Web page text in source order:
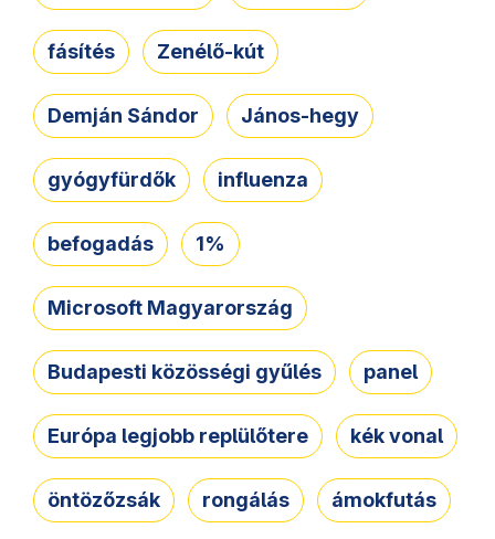
fásítés Zenélő-kút
Demján Sándor János-hegy
gyógyfürdők influenza
befogadás 1%
Microsoft Magyarország
Budapesti közösségi gyűlés panel
Európa legjobb replülőtere kék vonal
öntözőzsák rongálás ámokfutás